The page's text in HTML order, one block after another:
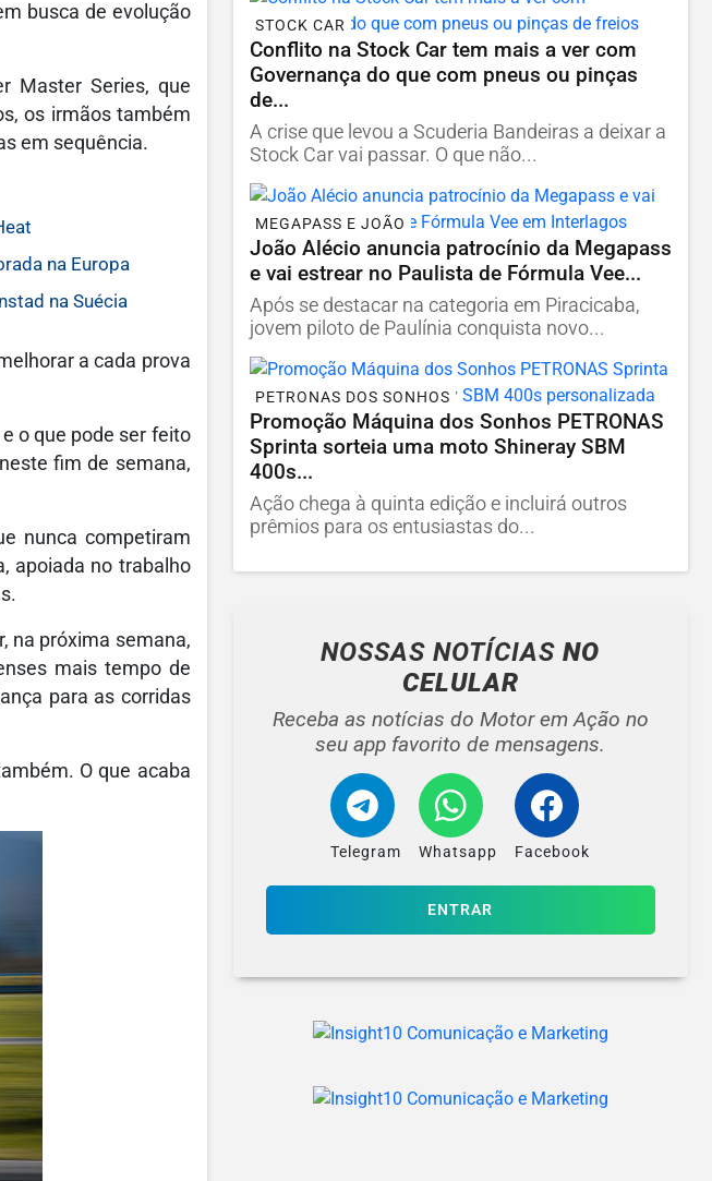
busca de evolução
Master Series, que
os irmãos também
em sequência.
na Europa
na Suécia
a cada prova
o que pode ser feito
fim de semana,
nunca competiram
apoiada no trabalho
na próxima semana,
mais tempo de
para as corridas
O que acaba
STOCK CAR
Conflito na Stock Car tem mais a ver com
Governança do que com pneus ou pinças
de...
A crise que levou a Scuderia Bandeiras a deixar a
Stock Car vai passar. O que não...
MEGAPASS E JOÃO
João Alécio anuncia patrocínio da Megapass
e vai estrear no Paulista de Fórmula Vee...
Após se destacar na categoria em Piracicaba,
jovem piloto de Paulínia conquista novo...
PETRONAS DOS SONHOS
Promoção Máquina dos Sonhos PETRONAS
Sprinta sorteia uma moto Shineray SBM
400s...
Ação chega à quinta edição e incluirá outros
prêmios para os entusiastas do...
NOSSAS NOTÍCIASNO
CELULAR
Receba as notícias do Motor em Ação no
seu app favorito de mensagens.
Telegram Whatsapp Facebook
ENTRAR